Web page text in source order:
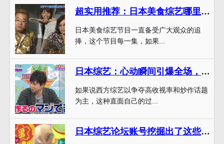
超实用推荐：日本美食综艺哪里看最受欢迎
日本美食综艺节目一直备受广大观众的追
捧，这个节目每一集，如果...
日本综艺：心动瞬间引爆全场，不被电都难
如果说西方综艺以争夺高收视率和炒作话题
为主，这种直面自己的过...
日本综艺论坛账号挖掘出了这些金句，看完以后小编脑子里开了一片新天地